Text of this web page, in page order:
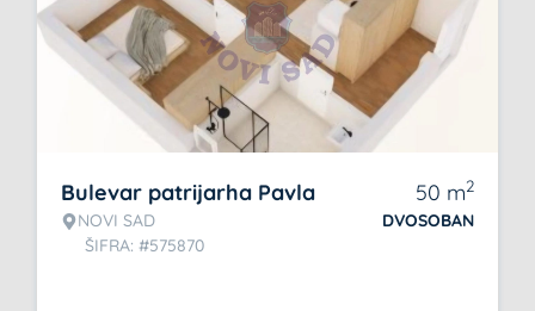
Bulevar patrijarha Pavla
NOVI SAD
ŠIFRA: #575870
50 m2
DVOSOBAN